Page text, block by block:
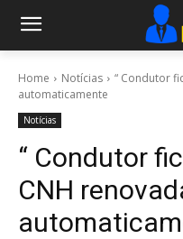
Home Notícias
“ Condutor
automaticamente
Notícias
“ Condutor
CNH